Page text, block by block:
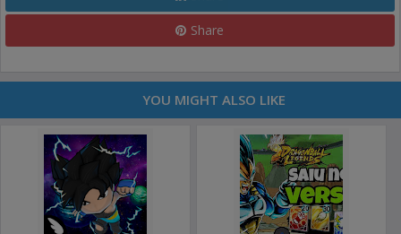
Share
YOU MIGHT ALSO LIKE